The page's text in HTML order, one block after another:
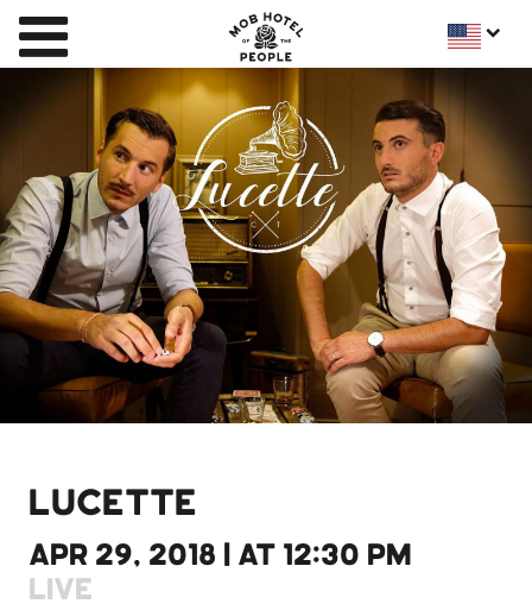
LUCETTE
APR 29, 2018 | AT 12:30 PM
LIVE